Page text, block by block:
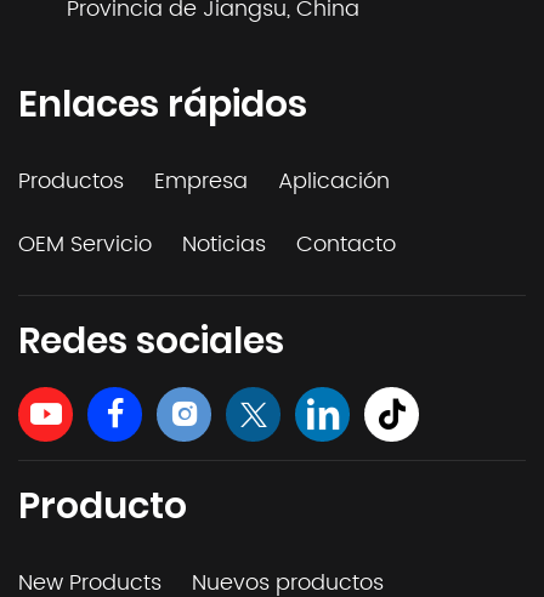
Provincia de Jiangsu, China
Enlaces rápidos
Productos Empresa
Aplicación
OEM Servicio
Noticias Contacto
Redes sociales
Producto
New Products
Nuevos productos